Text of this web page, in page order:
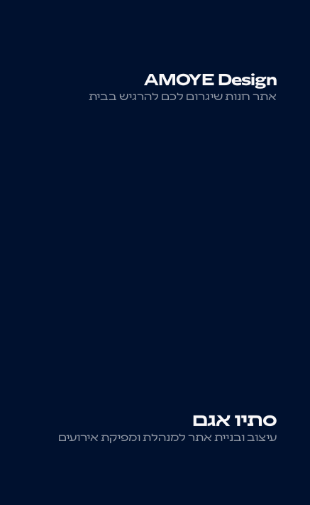
AMOYE Design
אתר חנות שיגרום לכם להרגיש בבית
סתיו אגם
עיצוב ובניית אתר למנהלת ומפיקת אירועים